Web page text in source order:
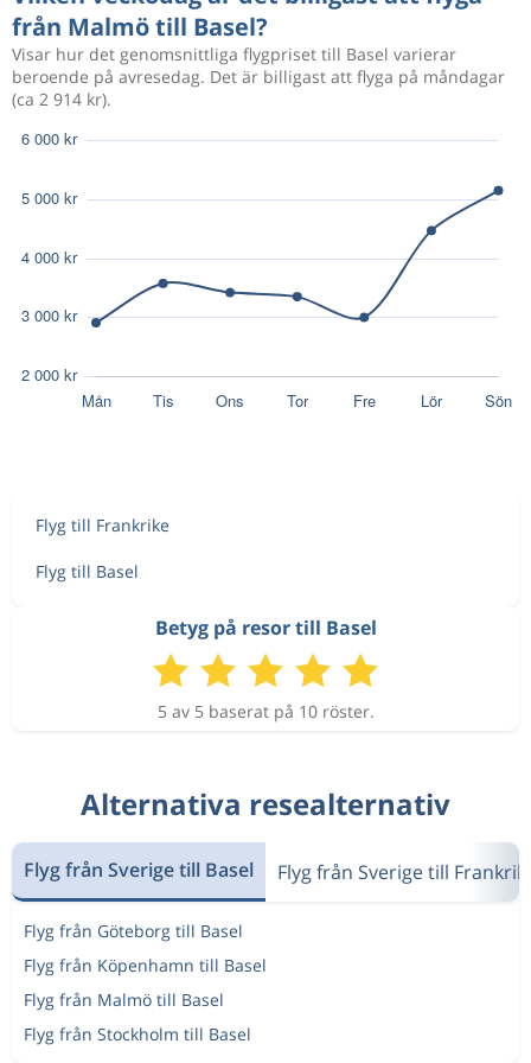
Aug 25 Basel Malmö
5 298 kr
Aug 18 Malmö
Aug 31 BaselMalmö
Aug 31
3 838 kr
Aug 12 MalmöBasel
från Malmö till Basel?
Visar hur det genomsnittliga flygpriset till Basel varierar
beroende på avresedag. Det är billigast att flyga på måndagar
(ca 2 914 kr).
Flyg till Frankrike
Flyg till Basel
Betyg på resor till Basel
5 av 5 baserat på 10 röster.
Alternativa resealternativ
Flyg från Sverige till Basel Flyg från Sverige till
Flyg från Göteborg till Basel
Flyg från Köpenhamn till Basel
Flyg från Malmö till Basel
Flyg från Stockholm till Basel